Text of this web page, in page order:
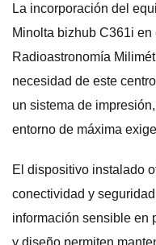
La incorporación del
Minolta bizhub C361i
Radioastronomía
necesidad de este
un sistema de
entorno de máxima
El dispositivo instalado
conectividad y
información sensible en